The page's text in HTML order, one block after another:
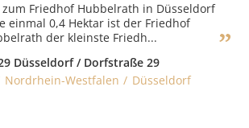
Friedhof Hubbelrath in Düsseldorf
einmal 0,4 Hektar ist der Friedhof
der kleinste Friedh...
Düsseldorf / Dorfstraße 29
Nordrhein-Westfalen Düsseldorf